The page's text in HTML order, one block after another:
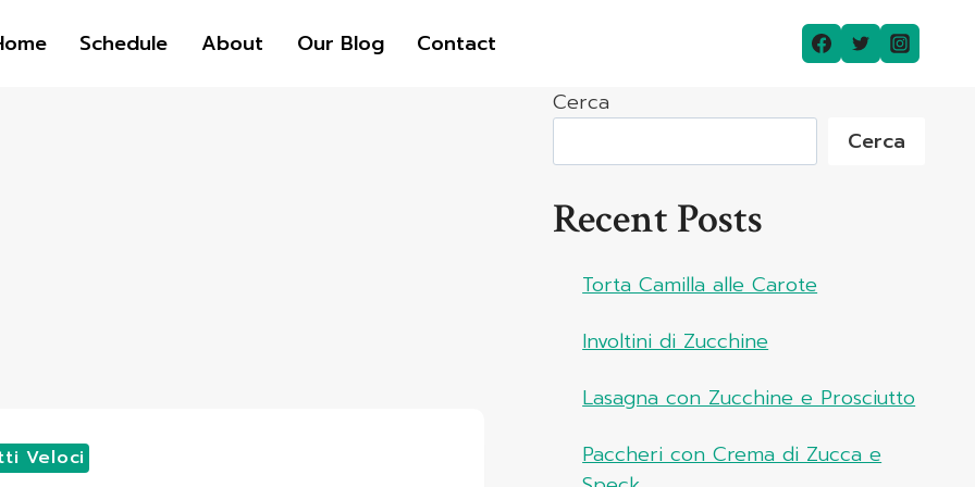
Schedule About Our Blog Contact
Veloci
Cerca
Cerca
Recent Posts
Torta Camilla alle Carote
Involtini di Zucchine
Lasagna con Zucchine e Prosciutto
Paccheri con Crema di Zucca e